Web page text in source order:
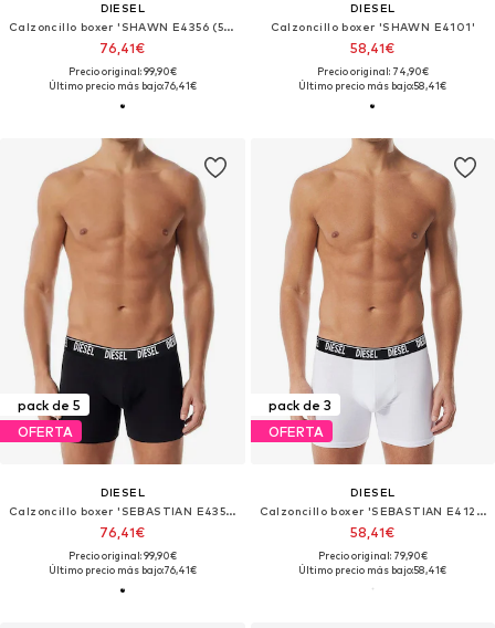
DIESEL
Calzoncillo boxer 'SHAWN E4356 (5x)'
76,41€
Precio original: 99,90€
Último precio más bajo:76,41€
DIESEL
Calzoncillo boxer 'SHAWN E4101'
58,41€
Precio original: 74,90€
Último precio más bajo:58,41€
pack de 5
OFERTA
DIESEL
Calzoncillo boxer 'SEBASTIAN E4356 (5x)'
76,41€
Precio original: 99,90€
Último precio más bajo:76,41€
pack de 3
OFERTA
DIESEL
Calzoncillo boxer 'SEBASTIAN E4124'
58,41€
Precio original: 79,90€
Último precio más bajo:58,41€